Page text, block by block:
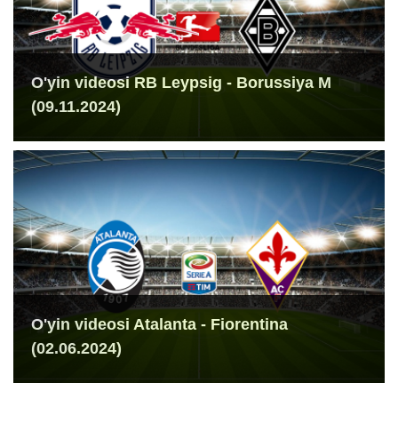
O'yin videosi RB Leypsig - Borussiya M
(09.11.2024)
O'yin videosi Atalanta - Fiorentina
(02.06.2024)